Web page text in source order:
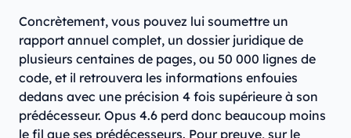
Concrètement, vous pouvez lui soumettre un
rapport annuel complet, un dossier juridique de
plusieurs centaines de pages, ou 50 000 lignes de
code, et il retrouvera les informations enfouies
dedans avec une précision 4 fois supérieure à son
prédécesseur. Opus 4.6 perd donc beaucoup moins
le fil que ses prédécesseurs. Pour preuve, sur le